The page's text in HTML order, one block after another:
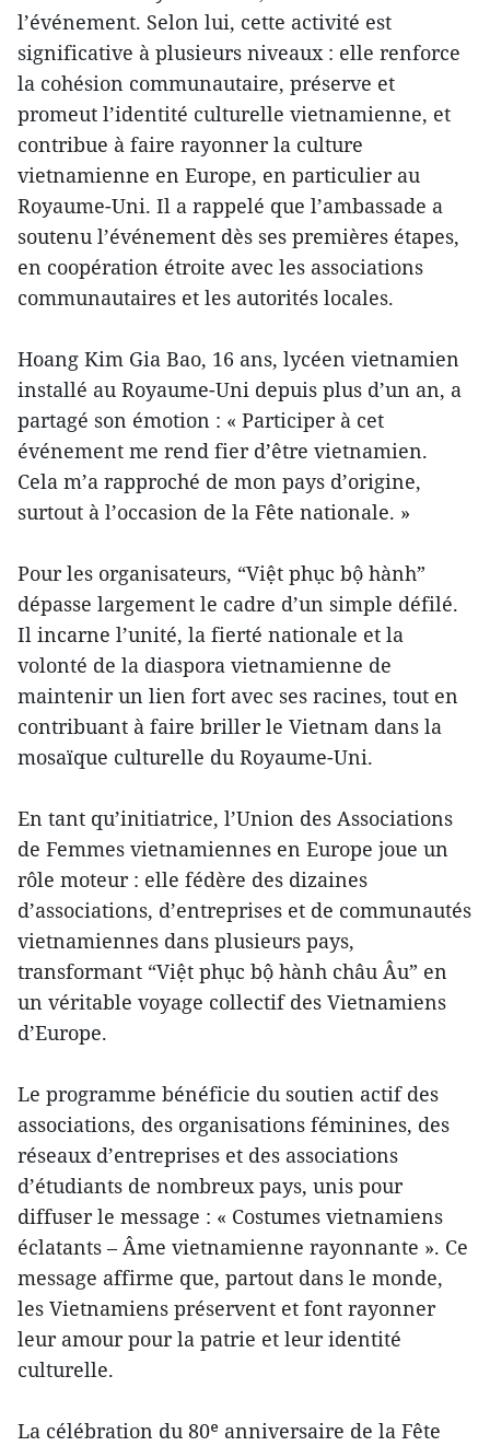
l’événement. Selon lui, cette activité est
significative à plusieurs niveaux : elle renforce
la cohésion communautaire, préserve et
promeut l’identité culturelle vietnamienne, et
contribue à faire rayonner la culture
vietnamienne en Europe, en particulier au
Royaume-Uni. Il a rappelé que l’ambassade a
soutenu l’événement dès ses premières étapes,
en coopération étroite avec les associations
communautaires et les autorités locales.
Hoang Kim Gia Bao, 16 ans, lycéen vietnamien
installé au Royaume-Uni depuis plus d’un an, a
partagé son émotion : « Participer à cet
événement me rend fier d’être vietnamien.
Cela m’a rapproché de mon pays d’origine,
surtout à l’occasion de la Fête nationale. »
Pour les organisateurs, “Việt phục bộ hành”
dépasse largement le cadre d’un simple défilé.
Il incarne l’unité, la fierté nationale et la
volonté de la diaspora vietnamienne de
maintenir un lien fort avec ses racines, tout en
contribuant à faire briller le Vietnam dans la
mosaïque culturelle du Royaume-Uni.
En tant qu’initiatrice, l’Union des Associations
de Femmes vietnamiennes en Europe joue un
rôle moteur : elle fédère des dizaines
d’associations, d’entreprises et de communautés
vietnamiennes dans plusieurs pays,
transformant “Việt phục bộ hành châu Âu” en
un véritable voyage collectif des Vietnamiens
d’Europe.
Le programme bénéficie du soutien actif des
associations, des organisations féminines, des
réseaux d’entreprises et des associations
d’étudiants de nombreux pays, unis pour
diffuser le message : « Costumes vietnamiens
éclatants – Âme vietnamienne rayonnante ». Ce
message affirme que, partout dans le monde,
les Vietnamiens préservent et font rayonner
leur amour pour la patrie et leur identité
culturelle.
La célébration du 80ᵉ anniversaire de la Fête